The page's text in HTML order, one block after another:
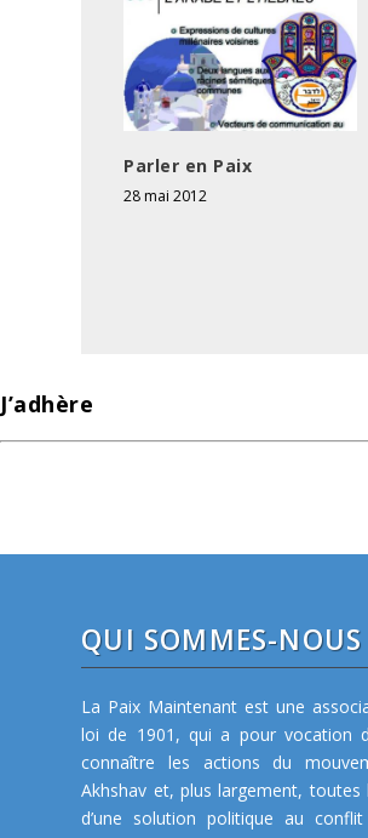
Parler en Paix
28 mai 2012
J’adhère
QUI SOMMES-NOUS
La Paix Maintenant est une
loi de 1901, qui a pour vocation
connaître les actions du
Akhshav et, plus largement,
d’une solution politique au conflit